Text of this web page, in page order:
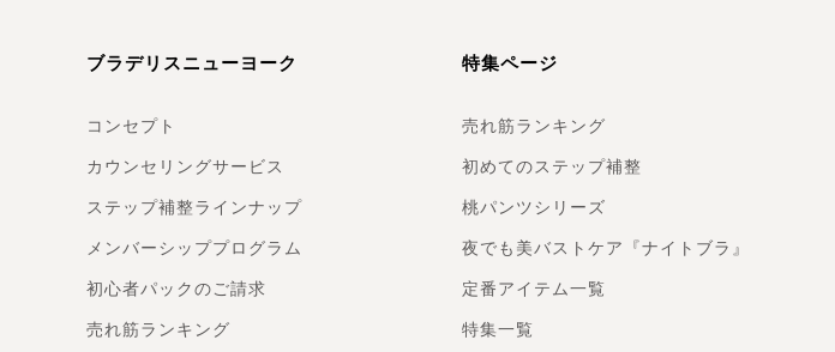
ブラデリスニューヨーク
コンセプト
カウンセリングサービス
ステップ補整ラインナップ
メンバーシッププログラム
初心者パックのご請求
売れ筋ランキング
特集ページ
売れ筋ランキング
初めてのステップ補整
桃パンツシリーズ
夜でも美バストケア『ナイトブラ』
定番アイテム一覧
特集一覧